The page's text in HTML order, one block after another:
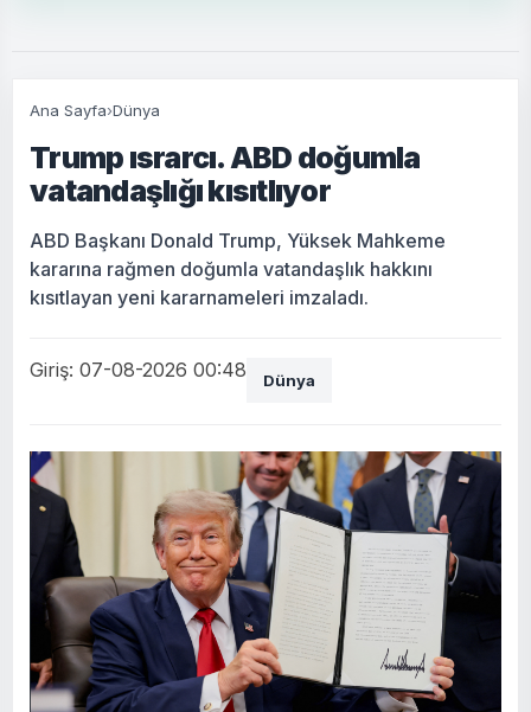
Ana Sayfa›Dünya
Trump ısrarcı. ABD doğumla
vatandaşlığı kısıtlıyor
ABD Başkanı Donald Trump, Yüksek Mahkeme
kararına rağmen doğumla vatandaşlık hakkını
kısıtlayan yeni kararnameleri imzaladı.
Giriş: 07-08-2026 00:48 Dünya